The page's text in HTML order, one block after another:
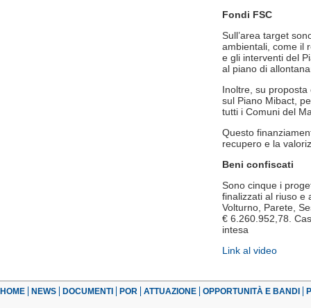
Fondi FSC
Sull’area target
ambientali, come il
e gli interventi del
al piano di
Inoltre, su
sul Piano Mibact,
tutti i Comuni del
Questo
recupero e la
Beni confiscati
Sono cinque i
finalizzati al riuso e
Volturno, Parete,
€ 6.260.952,78.
intesa
Link al video
HOME NEWS DOCUMENTI POR ATTUAZIONE OPPORTUNITÀ E BANDI